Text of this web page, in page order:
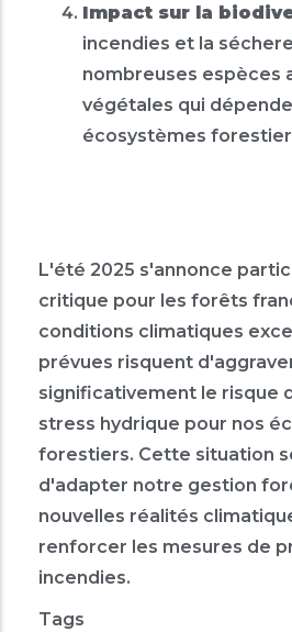
Impact sur la
incendies et la
nombreuses espèces
végétales qui
écosystèmes
L'été 2025 s'annonce
critique pour les forêts
conditions climatiques
prévues risquent
significativement le risque
stress hydrique pour nos
forestiers. Cette situation
d'adapter notre gestion
nouvelles réalités
renforcer les mesures de
incendies.
Tags